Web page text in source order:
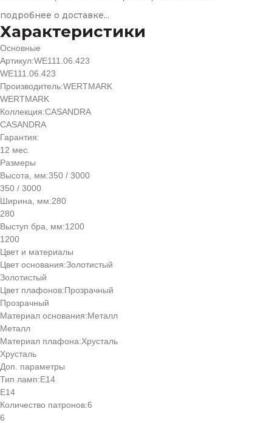
подробнее о доставке...
Характеристики
Основные
Артикул:WE111.06.423
WE111.06.423
Производитель:WERTMARK
WERTMARK
Коллекция:CASANDRA
CASANDRA
Гарантия:
12 мес.
Размеры
Высота, мм:350 / 3000
350 / 3000
Ширина, мм:280
280
Выступ бра, мм:1200
1200
Цвет и материалы
Цвет основания:Золотистый
Золотистый
Цвет плафонов:Прозрачный
Прозрачный
Материал основания:Металл
Металл
Материал плафона:Хрусталь
Хрусталь
Доп. параметры
Тип ламп:E14
E14
Количество патронов:6
6